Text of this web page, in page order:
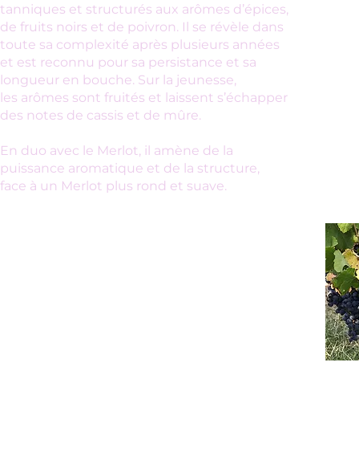
tanniques et structurés aux arômes d’épices,
de fruits noirs et de poivron. Il se révèle dans
toute sa complexité après plusieurs années
et est reconnu pour sa persistance et sa
longueur en bouche. Sur la jeunesse,
les arômes sont fruités et laissent s’échapper
des notes de cassis et de mûre.
En duo avec le Merlot, il amène de la
puissance aromatique et de la structure,
face à un Merlot plus rond et suave.